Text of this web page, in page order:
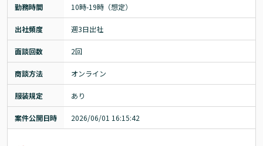
勤務時間 10時-19時（想定）
出社頻度 週3日出社
面談回数 2回
商談方法 オンライン
服装規定 あり
案件公開日時 2026/06/01 16:15:42